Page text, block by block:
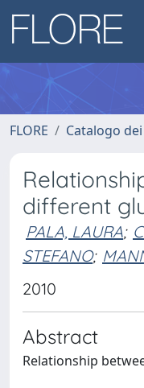
FLORE Catalogo
different
PALA, LAURA;
STEFANO;
2010
Abstract
Relationship